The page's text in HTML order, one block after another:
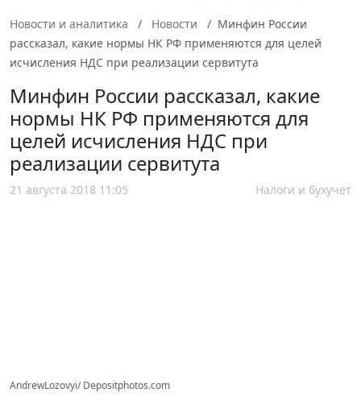
Новости и аналитика Новости
Минфин России
рассказал, какие нормы НК РФ применяются для целей
исчисления НДС при реализации сервитута
Минфин России рассказал, какие
нормы НК РФ применяются для
целей исчисления НДС при
реализации сервитута
21 августа 2018 11:05 Налоги и бухучет
AndrewLozovyi/ Depositphotos.com